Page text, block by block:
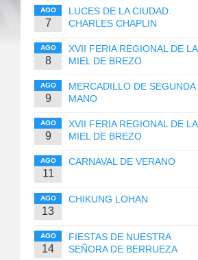
AGO
7
LUCES DE LA CIUDAD.
CHARLES CHAPLIN
AGO
8
XVII FERIA REGIONAL DE LA
MIEL DE BREZO
AGO
9
MERCADILLO DE SEGUNDA
MANO
AGO
9
XVII FERIA REGIONAL DE LA
MIEL DE BREZO
AGO
11
CARNAVAL DE VERANO
AGO
13
CHIKUNG LOHAN
AGO
14
FIESTAS DE NUESTRA
SEÑORA DE BERRUEZA